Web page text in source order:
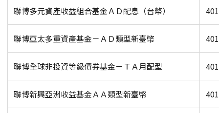
聯博多元資產收益組合基金ＡＤ配息（台幣）
聯博亞太多重資產基金－ＡＤ類型新臺幣
聯博全球非投資等級債券基金－ＴＡ月配型
聯博新興亞洲收益基金ＡＡ類型新臺幣